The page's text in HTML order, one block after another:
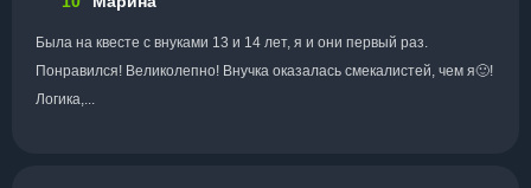
Была на квесте с внуками 13 и 14 лет, я и они первый раз.
Понравился! Великолепно! Внучка оказалась смекалистей, чем я🙂!
Логика,...